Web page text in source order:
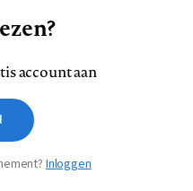
YouTube
Privacy
vragen verdienen
antwoorden
account aan
Inloggen